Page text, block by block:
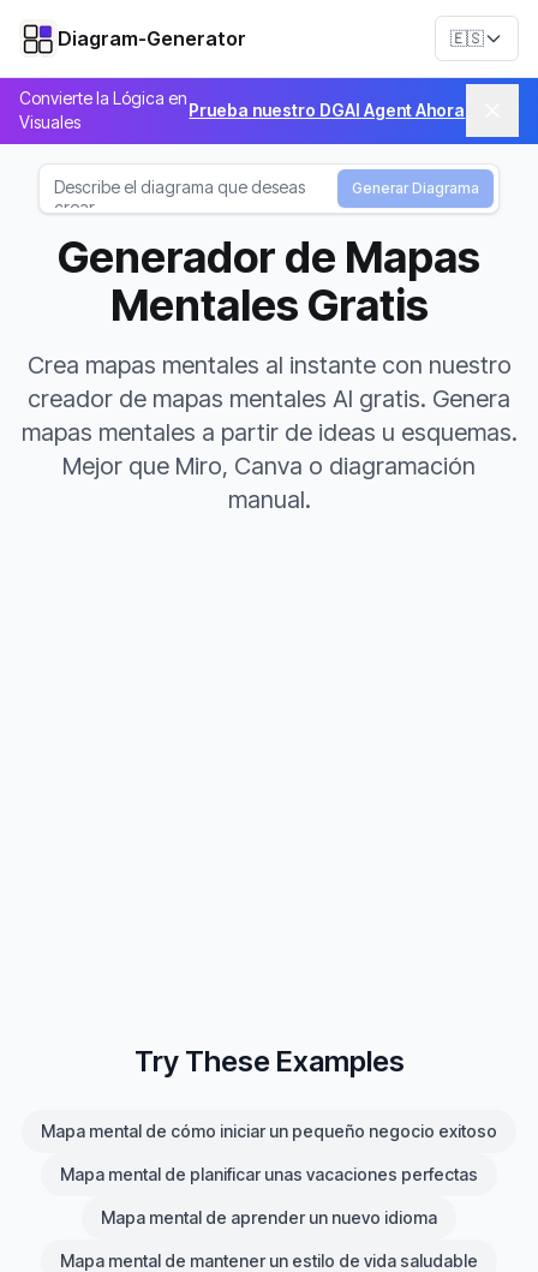
Diagram-Generator 🇪🇸
Convierte la Lógica en
Visuales
Prueba nuestro DGAI Agent Ahora
Generar Diagrama
Generador de Mapas
Mentales Gratis
Crea mapas mentales al instante con nuestro
creador de mapas mentales AI gratis. Genera
mapas mentales a partir de ideas u esquemas.
Mejor que Miro, Canva o diagramación
manual.
Try These Examples
Mapa mental de cómo iniciar un pequeño negocio exitoso
Mapa mental de planificar unas vacaciones perfectas
Mapa mental de aprender un nuevo idioma
Mapa mental de mantener un estilo de vida saludable